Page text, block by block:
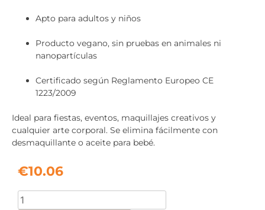
Apto para adultos y niños
Producto vegano, sin pruebas en animales ni
nanopartículas
Certificado según Reglamento Europeo CE
1223/2009
Ideal para fiestas, eventos, maquillajes creativos y
cualquier arte corporal. Se elimina fácilmente con
desmaquillante o aceite para bebé.
€10.06